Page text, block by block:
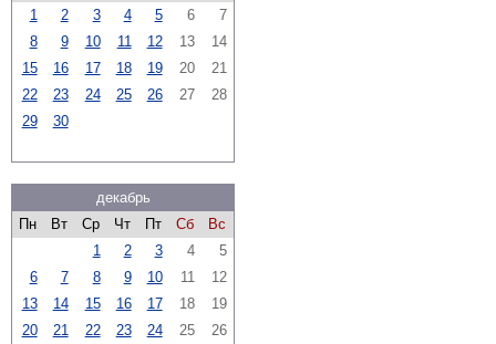
1 2 3 4 5 6
7
8
9 10 11 12 13
14
15
16 17 18 19 20
21
22
23 24 25 26 27
28
29
30
декабрь
Пн
Вт Ср Чт Пт Сб
Вс
1
2 3 4
5
6
7 8 9 10 11
12
13
14 15 16 17 18
19
20
21 22 23 24 25
26